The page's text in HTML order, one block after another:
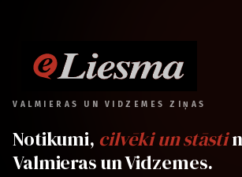
VALMIERAS UN VIDZEMES ZIŅAS
Notikumi, cilvēki un stāsti
Valmieras un Vidzemes.